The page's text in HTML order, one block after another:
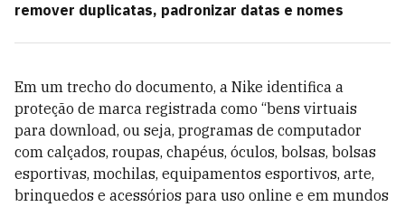
remover duplicatas, padronizar datas e nomes
Em um trecho do documento, a Nike identifica a
proteção de marca registrada como “bens virtuais
para download, ou seja, programas de computador
com calçados, roupas, chapéus, óculos, bolsas, bolsas
esportivas, mochilas, equipamentos esportivos, arte,
brinquedos e acessórios para uso online e em mundos